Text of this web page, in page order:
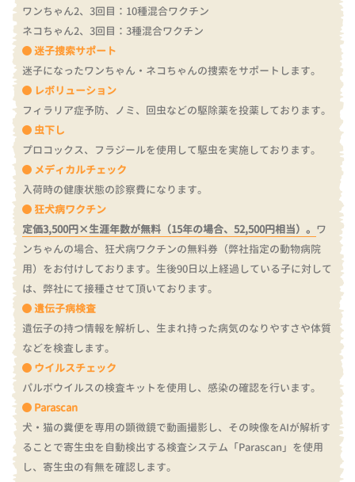
ワンちゃん2、3回目：10種混合ワクチン
ネコちゃん2、3回目：3種混合ワクチン
迷子捜索サポート
迷子になったワンちゃん・ネコちゃんの捜索をサポートします。
レボリューション
フィラリア症予防、ノミ、回虫などの駆除薬を投薬しております。
虫下し
プロコックス、フラジールを使用して駆虫を実施しております。
メディカルチェック
入荷時の健康状態の診察費になります。
狂犬病ワクチン
定価3,500円×生涯年数が無料（15年の場合、52,500円相当）。 ワ
ンちゃんの場合、狂犬病ワクチンの無料券（弊社指定の動物病院
用）をお付けしております。 生後90日以上経過している子に対して
は、弊社にて接種させて頂いております。
遺伝子病検査
遺伝子の持つ情報を解析し、生まれ持った病気のなりやすさや体質
などを検査します。
ウイルスチェック
パルボウイルスの検査キットを使用し、感染の確認を行います。
Parascan
犬・猫の糞便を専用の顕微鏡で動画撮影し、その映像をAIが解析す
ることで寄生虫を自動検出する検査システム「Parascan」を使用
し、寄生虫の有無を確認します。